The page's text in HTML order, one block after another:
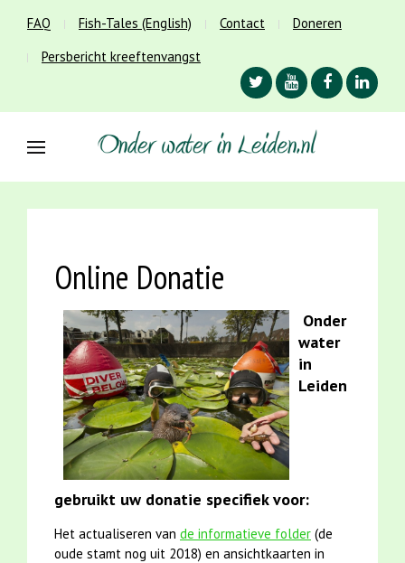
FAQ Fish-Tales (English) Contact
Doneren
Persbericht kreeftenvangst
Online Donatie
Onder
water
in
Leiden
gebruikt uw donatie specifiek voor:
Het actualiseren van de informatieve folder (de
oude stamt nog uit 2018) en ansichtkaarten in